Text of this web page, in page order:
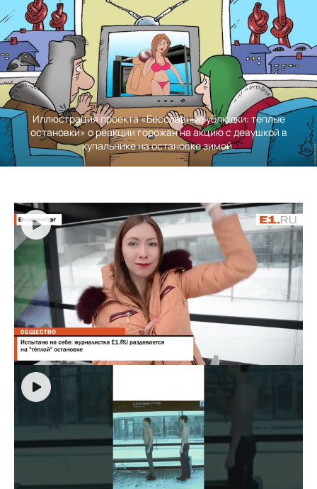
ублюдки: тёплые
с девушкой в
зимой.
Лени Сморагдова на
участниками акции проекта
остановки» в